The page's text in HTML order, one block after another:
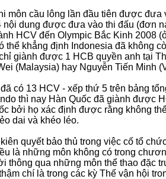
môn cầu lông lần đầu tiên được
dung được đưa vào thi đấu (đơn
HCV đến Olympic Bắc Kinh 2008
khẳng định Indonesia đã không
giành được 1 HCB quyền anh tại
(Malaysia) hay Nguyễn Tiến Minh
có 13 HCV - xếp thứ 5 trên bảng
thì nay Hàn Quốc đã giành được
bởi họ xác định được rằng không
dai và khéo léo.
quyết bảo thủ trong việc cố tổ
là những môn không có trong
qua những môn thể thao đặc
chí là trong các kỳ Thế vận hội